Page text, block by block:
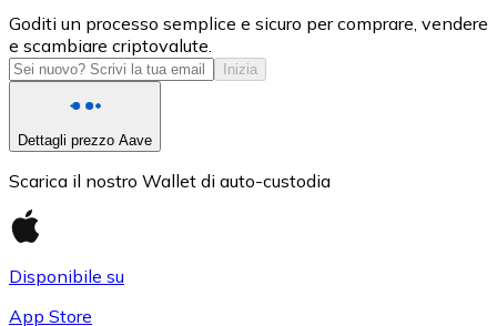
USD Coin
USDC
Goditi un processo semplice e sicuro per comprare, vendere
e scambiare criptovalute.
Inizia
Dettagli prezzo Aave
Scarica il nostro Wallet di auto-custodia
Disponibile su
App Store